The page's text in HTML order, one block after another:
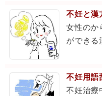
不妊と漢
女性のか
ができる
不妊用語
不妊治療